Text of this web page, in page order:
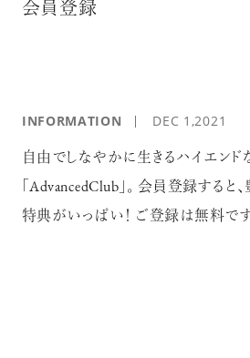
会員登録
INFORMATION DEC 1,2021
自由でしなやかに生きるハイエンド
「AdvancedClub」。 会員登録すると
特典がいっぱい！ ご登録は無料です